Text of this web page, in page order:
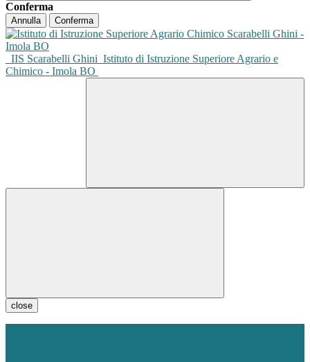
Conferma
Annulla Conferma
IIS Scarabelli Ghini Istituto di Istruzione Superiore Agrario e
Chimico - Imola BO
close